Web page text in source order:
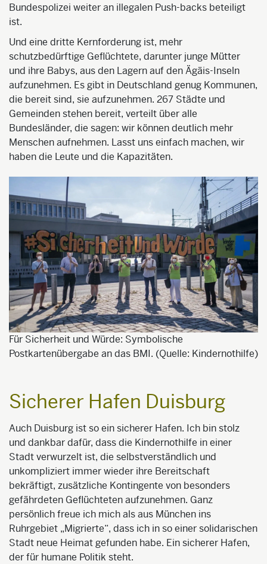
Bundespolizei weiter an illegalen Push-backs beteiligt
ist.
Und eine dritte Kernforderung ist, mehr
schutzbedürftige Geflüchtete, darunter junge Mütter
und ihre Babys, aus den Lagern auf den Ägäis-Inseln
aufzunehmen. Es gibt in Deutschland genug Kommunen,
die bereit sind, sie aufzunehmen. 267 Städte und
Gemeinden stehen bereit, verteilt über alle
Bundesländer, die sagen: wir können deutlich mehr
Menschen aufnehmen. Lasst uns einfach machen, wir
haben die Leute und die Kapazitäten.
Für Sicherheit und Würde: Symbolische
Postkartenübergabe an das BMI. (Quelle: Kindernothilfe)
Sicherer Hafen Duisburg
Auch Duisburg ist so ein sicherer Hafen. Ich bin stolz
und dankbar dafür, dass die Kindernothilfe in einer
Stadt verwurzelt ist, die selbstverständlich und
unkompliziert immer wieder ihre Bereitschaft
bekräftigt, zusätzliche Kontingente von besonders
gefährdeten Geflüchteten aufzunehmen. Ganz
persönlich freue ich mich als aus München ins
Ruhrgebiet „Migrierte“, dass ich in so einer solidarischen
Stadt neue Heimat gefunden habe. Ein sicherer Hafen,
der für humane Politik steht.